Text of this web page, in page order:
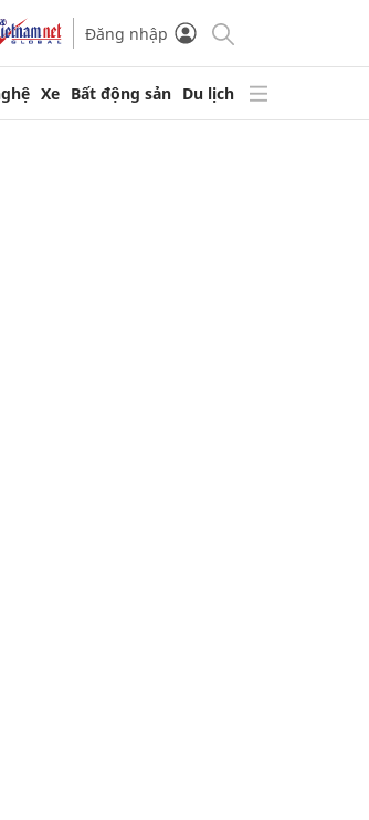
Đăng nhập
Xe Bất động sản Du lịch